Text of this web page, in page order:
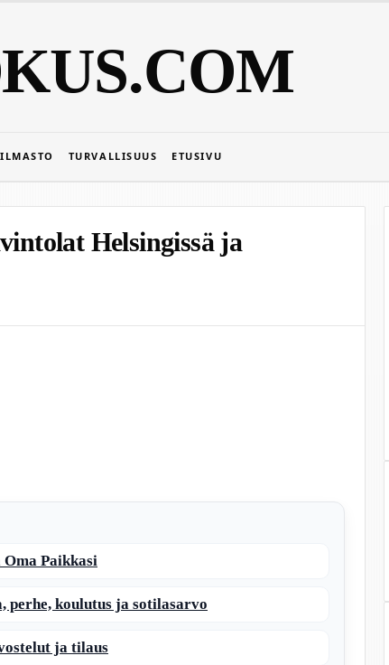
ILMASTO TURVALLISUUS ETUSIVU
Helsingissä ja
Paikkasi
perhe, koulutus ja sotilasarvo
ja tilaus